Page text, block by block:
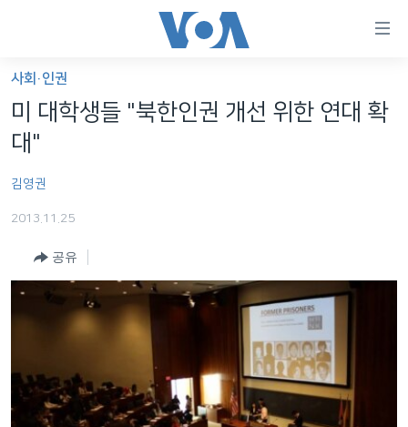
가
능
링
인
메
세계
라디오
프로그램
주파수 안내
언어 선택
사회·인권
미 대학생들 "북한인권 개선 위한 연대 확
대"
김영권
2013.11.25
공유